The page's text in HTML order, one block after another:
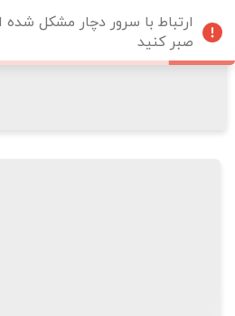
ارتباط با سرور دچار مشکل
صبر کنید